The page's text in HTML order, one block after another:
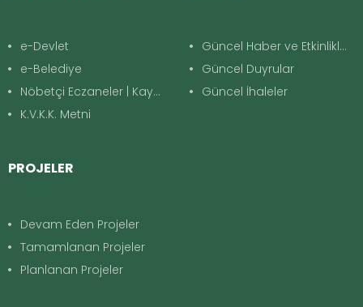
e-Devlet
e-Belediye
Nöbetçi Eczaneler | Kayapınar
K.V.K.K. Metni
Güncel Haber ve Etkinlikler
Güncel Duyrular
Güncel İhaleler
PROJELER
Devam Eden Projeler
Tamamlanan Projeler
Planlanan Projeler